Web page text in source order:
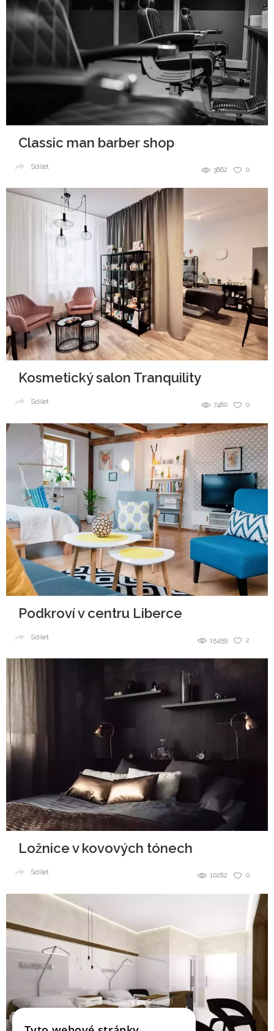
Classic man barber shop
0
3862
Sdílet
Kosmetický salon Tranquility
0
7480
Sdílet
Podkroví v centru Liberce
2
15459
Sdílet
Ložnice v kovových tónech
0
10282
Sdílet